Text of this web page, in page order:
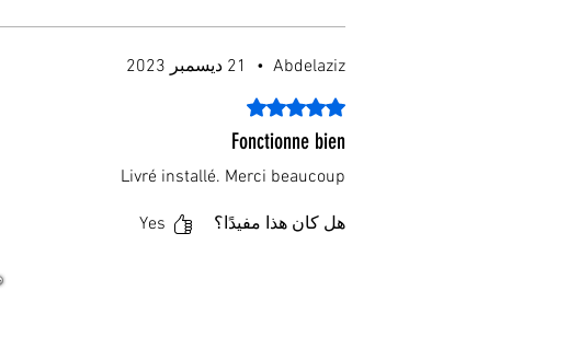
Abdelaziz
• 21 ديسمبر 2023
تم التقييم بـ 5 من أصل 5 نجوم.
Fonctionne bien
Livré installé. Merci beaucoup
هل كان هذا مفيدًا؟ Yes